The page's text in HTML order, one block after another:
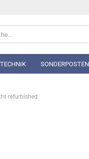
SONDERPOSTEN
refurbished